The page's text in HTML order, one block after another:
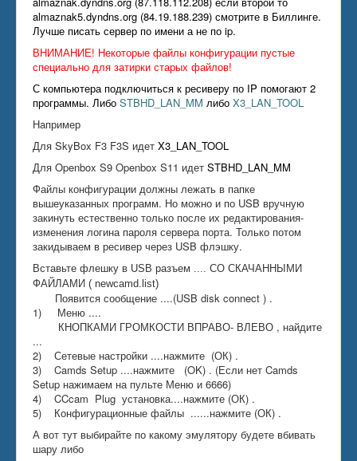
almaznak5.dyndns.org (84.19.188.239) смотрите в Биллинге.
Лучше писать сервер по имени а не по ip.
ВНИМАНИЕ! Некоторые файлы конфигурации пустые
специально для затирки старых файлов!
С компьютера подключиться к ресиверу по IP помогают 2
программы. Либо STBHD_LAN_MM либо X3_LAN_TOOL
Например
Для SkyBox F3 F3S идет X3_LAN_TOOL
Для Openbox S9 Openbox S11 идет STBHD_LAN_MM
Файлы конфигурации должны лежать в папке
вышеуказанных программ. Но можно и по USB вручную
закинуть естественно только после их редактирования-
изменения логина пароля сервера порта. Только потом
закидываем в ресивер через USB флэшку.
Вставьте флешку в USB разъем .... СО СКАЧАННЫМИ
ФАЙЛАМИ ( newcamd.list)
Появится сообщение ....(USB disk connect ) .
1) Меню ....
КНОПКАМИ ГРОМКОСТИ ВПРАВО- ВЛЕВО , найдите
...
2) Сетевые настройки ....нажмите (ОК) .
3) Camds Setup ....нажмите (OK) . (Если нет Camds
Setup нажимаем на пульте Меню и 6666)
4) CCcam Plug установка....нажмите (ОК) .
5) Конфигурационные файлы ......нажмите (ОК) .
А вот тут выбирайте по какому эмулятору будете вбивать
шару либо